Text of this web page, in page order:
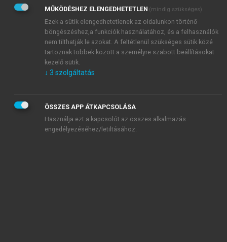
Adatkezelési tájékoztatóbanfoglaltakat tudomásul
veszem és elfogadom.
Általános vásárlási feltételeket, valamint a szotar.netés a
mersz.huoldalak licencszerződéseiben foglaltakat
tudomásul veszem és elfogadom.
KIPRÓBÁLOM
MŰKÖDÉSHEZ ELENGEDHETETLEN (mindig szükséges)
Ezek a sütik elengedhetetlenek az oldalunkon történő
böngészéshez,a funkciók használatához, és a felhasználók
nem tilthatják le azokat. A feltétlenül szükséges sütik közé
tartoznak többek között a személyre szabott beállításokat
kezelő sütik.
↓ 3 szolgáltatás
ÖSSZES APP ÁTKAPCSOLÁSA
Használja ezt a kapcsolót az összes alkalmazás
engedélyezéséhez/letiltásához.